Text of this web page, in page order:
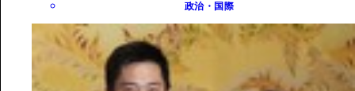
政治・国際